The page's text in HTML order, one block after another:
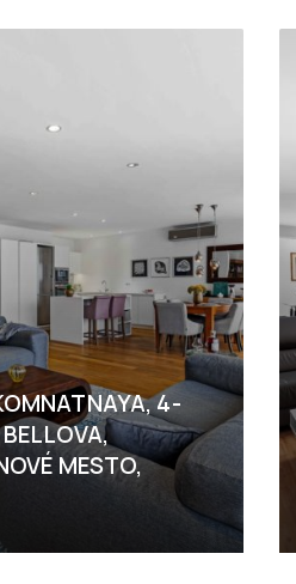
4-
MESTO,